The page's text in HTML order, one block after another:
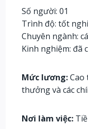
Số người: 01
Trình độ: tốt
Chuyên ngành:
Kinh nghiệm: đã
Mức lương:Cao
thưởng và các
Nơi làm việc: